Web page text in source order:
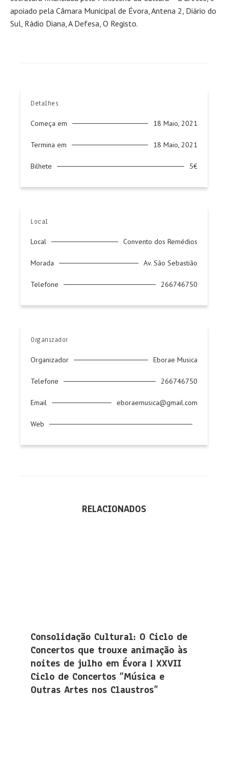
apoiado pela Câmara Municipal de Évora, Antena 2, Diário do
Sul, Rádio Diana, A Defesa, O Registo.
Detalhes
Começa em 18 Maio, 2021
Termina em 18 Maio, 2021
Bilhete 5€
Local
Local Convento dos Remédios
Morada Av. São Sebastião
Telefone 266746750
Organizador
Organizador Eborae Musica
Telefone 266746750
Email eboraemusica@gmail.com
Web
RELACIONADOS
Consolidação Cultural: O Ciclo de
Concertos que trouxe animação às
noites de julho em Évora | XXVII
Ciclo de Concertos “Música e
Outras Artes nos Claustros”